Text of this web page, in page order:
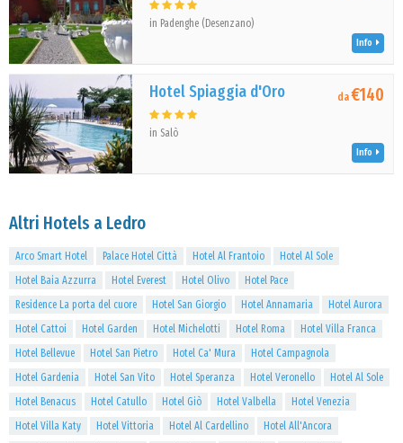
in Padenghe (Desenzano)
Info
Hotel Spiaggia d'Oro
in Salò
da€140
Info
Altri Hotels a Ledro
Arco Smart Hotel Palace Hotel Città Hotel Al Frantoio
Hotel Al Sole
Hotel Baia Azzurra
Hotel Everest Hotel Olivo
Hotel Pace
Residence La porta del cuore
Hotel San Giorgio Hotel Annamaria
Hotel Aurora
Hotel Cattoi
Hotel Garden Hotel Michelotti Hotel Roma
Hotel Villa Franca
Hotel Bellevue
Hotel San Pietro Hotel Ca' Mura
Hotel Campagnola
Hotel Gardenia
Hotel San Vito Hotel Speranza Hotel Veronello
Hotel Al Sole
Hotel Benacus
Hotel Catullo Hotel Giò Hotel Valbella
Hotel Venezia
Hotel Villa Katy
Hotel Vittoria Hotel Al Cardellino
Hotel All'Ancora